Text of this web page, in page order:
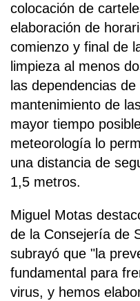
colocación de
elaboración de
comienzo y final de
limpieza al menos
las dependencias
mantenimiento de
mayor tiempo
meteorología lo
una distancia de
1,5 metros.
Miguel Motas
de la Consejería de
subrayó que "la
fundamental para
virus, y hemos